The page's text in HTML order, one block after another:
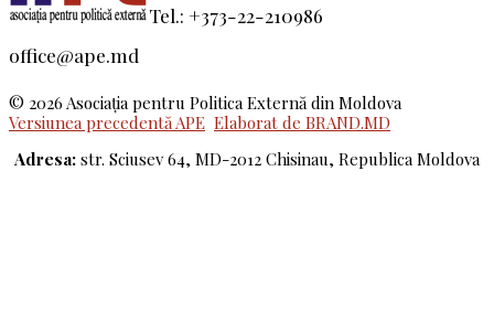
Tel.: +373-22-210986
office@ape.md
© 2026 Asociaţia pentru Politica Externă din Moldova
Versiunea precedentă APE Elaborat de BRAND.MD
Adresa: str. Sciusev 64, MD-2012 Chisinau, Republica Moldova